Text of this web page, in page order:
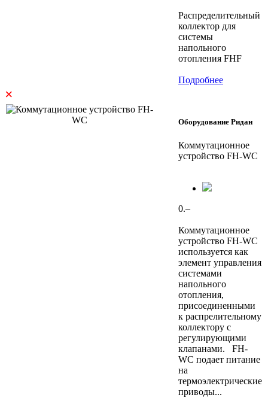
Распределительный
коллектор для
системы
напольного
отопления FHF
Подробнее
×
Оборудование Ридан
Коммутационное
устройство FH-WC
0.–
Коммутационное
устройство FH-WC
используется как
элемент управления
системами
напольного
отопления,
присоединенными
к распрелительному
коллектору с
регулирующими
клапанами. FH-
WC подает питание
на
термоэлектрические
приводы...